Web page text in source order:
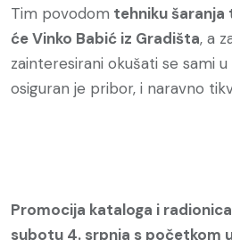
Tim povodom tehniku
će Vinko Babić iz Gradišta, a
zainteresirani okušati se sami u
osiguran je pribor, i naravno
Promocija kataloga i
subotu 4. srpnja s početkom